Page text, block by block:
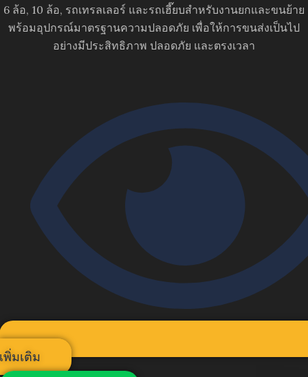
6 ล้อ, 10 ล้อ, รถเทรลเลอร์ และรถเฮี๊ยบสำหรับงานยกและขนย้าย
พร้อมอุปกรณ์มาตรฐานความปลอดภัย เพื่อให้การขนส่งเป็นไป
อย่างมีประสิทธิภาพ ปลอดภัย และตรงเวลา
เพิ่มเติม